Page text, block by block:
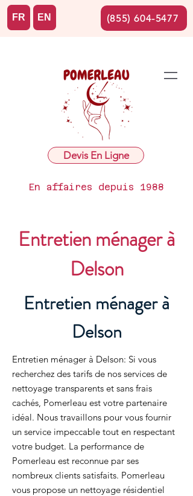
Devis En Ligne
En affaires depuis 1988
FR EN (855) 604-5477
Entretien ménager à
Delson
Entretien ménager à
Delson
Entretien ménager à Delson: Si vous
recherchez des tarifs de nos services de
nettoyage transparents et sans frais
cachés, Pomerleau est votre partenaire
idéal. Nous travaillons pour vous fournir
un service impeccable tout en respectant
votre budget. La performance de
Pomerleau est reconnue par ses
nombreux clients satisfaits. Pomerleau
vous propose un nettoyage résidentiel